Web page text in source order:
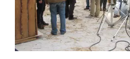
Rubricas
Jornal